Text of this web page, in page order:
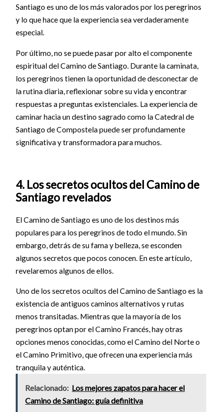
Santiago es uno de los más valorados por los peregrinos
y lo que hace que la experiencia sea verdaderamente
especial.
Por último, no se puede pasar por alto el componente
espiritual del Camino de Santiago. Durante la caminata,
los peregrinos tienen la oportunidad de desconectar de
la rutina diaria, reflexionar sobre su vida y encontrar
respuestas a preguntas existenciales. La experiencia de
caminar hacia un destino sagrado como la Catedral de
Santiago de Compostela puede ser profundamente
significativa y transformadora para muchos.
4. Los secretos ocultos del Camino de
Santiago revelados
El Camino de Santiago es uno de los destinos más
populares para los peregrinos de todo el mundo. Sin
embargo, detrás de su fama y belleza, se esconden
algunos secretos que pocos conocen. En este artículo,
revelaremos algunos de ellos.
Uno de los secretos ocultos del Camino de Santiago es la
existencia de antiguos caminos alternativos y rutas
menos transitadas. Mientras que la mayoría de los
peregrinos optan por el Camino Francés, hay otras
opciones menos conocidas, como el Camino del Norte o
el Camino Primitivo, que ofrecen una experiencia más
tranquila y auténtica.
Relacionado: Los mejores zapatos para hacer el
Camino de Santiago: guía definitiva